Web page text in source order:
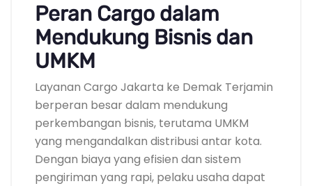
Peran Cargo dalam
Mendukung Bisnis dan
UMKM
Layanan Cargo Jakarta ke Demak Terjamin
berperan besar dalam mendukung
perkembangan bisnis, terutama UMKM
yang mengandalkan distribusi antar kota.
Dengan biaya yang efisien dan sistem
pengiriman yang rapi, pelaku usaha dapat